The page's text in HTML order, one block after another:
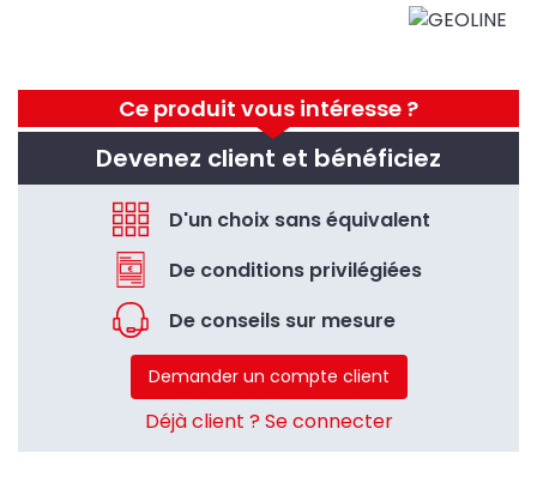
Ce produit vous intéresse ?
Devenez client et bénéficiez
D'un choix sans équivalent
De conditions privilégiées
De conseils sur mesure
Demander un compte client
Déjà client ? Se connecter